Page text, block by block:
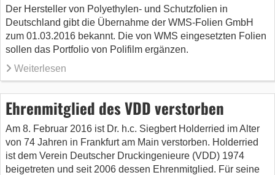
Der Hersteller von Polyethylen- und Schutzfolien in
Deutschland gibt die Übernahme der WMS-Folien GmbH
zum 01.03.2016 bekannt. Die von WMS eingesetzten Folien
sollen das Portfolio von Polifilm ergänzen.
Weiterlesen
Ehrenmitglied des VDD verstorben
Am 8. Februar 2016 ist Dr. h.c. Siegbert Holderried im Alter
von 74 Jahren in Frankfurt am Main verstorben. Holderried
ist dem Verein Deutscher Druckingenieure (VDD) 1974
beigetreten und seit 2006 dessen Ehrenmitglied. Für seine